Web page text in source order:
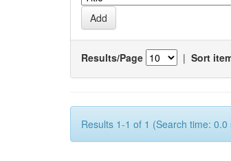
Results/Page | Sort
Results 1-1 of 1 (Search time: 0.0